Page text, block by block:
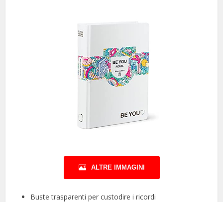
ALTRE IMMAGINI
Buste trasparenti per custodire i ricordi